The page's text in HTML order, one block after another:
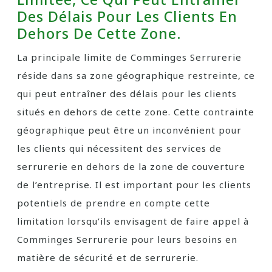
Des Délais Pour Les Clients En
Dehors De Cette Zone.
La principale limite de Comminges Serrurerie
réside dans sa zone géographique restreinte, ce
qui peut entraîner des délais pour les clients
situés en dehors de cette zone. Cette contrainte
géographique peut être un inconvénient pour
les clients qui nécessitent des services de
serrurerie en dehors de la zone de couverture
de l’entreprise. Il est important pour les clients
potentiels de prendre en compte cette
limitation lorsqu’ils envisagent de faire appel à
Comminges Serrurerie pour leurs besoins en
matière de sécurité et de serrurerie.